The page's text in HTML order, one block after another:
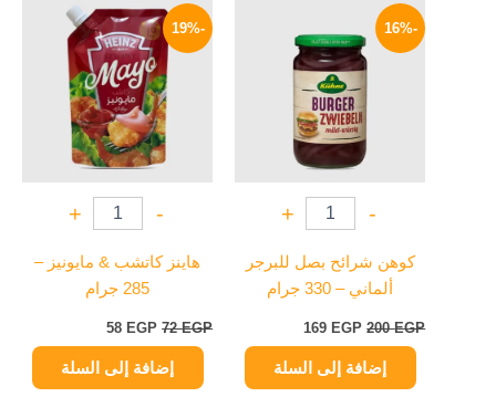
-16%
-
+
كوهن شرائح بصل للبرجر
ألماني – 330 جرام
200EGP
هو:
200 EGP.
169 EGP
هو:
169 EGP.
إضافة إلى السلة
-19%
-
+
هاينز كاتشب & مايونيز –
285 جرام
72EGP
الأصلي
هو:
72 EGP.
58 EGP
الحالي
هو:
58 EGP.
إضافة إلى السلة